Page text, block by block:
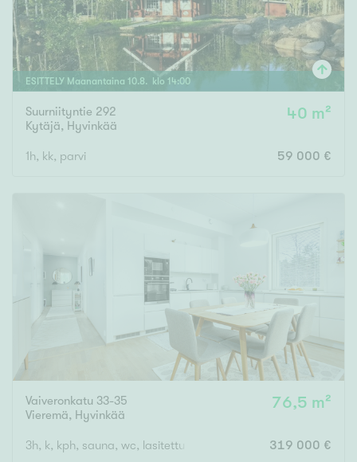
ESITTELY Maanantaina 10.8. klo 14:00
Suurniityntie 292
Kytäjä, Hyvinkää
40 m²
1h, kk, parvi 59 000 €
Vaiveronkatu 33-35
Vieremä, Hyvinkää
76,5 m²
3h, k, kph, sauna, wc, lasitettu parveke 319 000 €